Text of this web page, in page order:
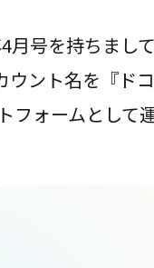
号を持ちまし
ウント名を『ド
フォームとして